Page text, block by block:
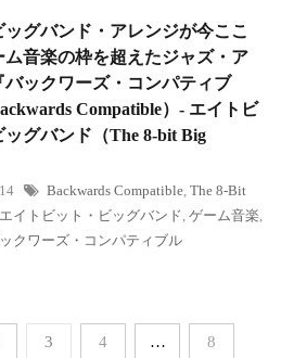
ッグバンド・アレンジが今ここ
ム音楽の枠を超えたジャズ・ア
バックワーズ・コンパティブ
Compatible）- エイトビ
ッグバンド（The 8-bit Big
Backwards Compatible The 8-Bit
エイトビット・ビッグバンド ゲーム音楽
クワーズ・コンパティブル
3 4 … 8